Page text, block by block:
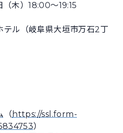
木）18:00～19:15
ル（岐阜県大垣市万石2丁
（ https://ssl.form-
）